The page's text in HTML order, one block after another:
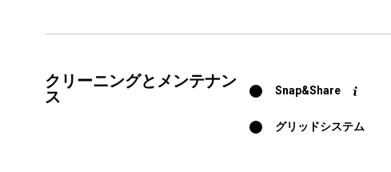
クリーニングとメンテナン
ス
Snap&Share
グリッドシステム